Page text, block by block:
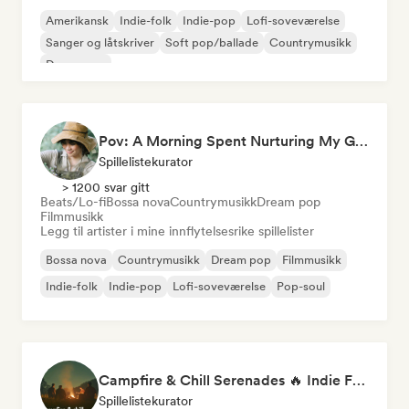
Amerikansk Indie-folk Indie-pop
Lofi-soveværelse
Sanger og låtskriver
Soft pop/ballade
Countrymusikk
Dream pop
Pov: A Morning Spent Nurturing My Garden
Spillelistekurator
> 1200 svar gitt
Beats/Lo-fiBossa novaCountrymusikkDream pop
Filmmusikk
Legg til artister i mine innflytelsesrike spillelister
Bossa nova Countrymusikk Dream pop
Filmmusikk
Indie-folk
Indie-pop Lofi-soveværelse Pop-soul
Campfire & Chill Serenades 🔥 Indie Folk, Acoustic & Singer-Songwriter
Spillelistekurator